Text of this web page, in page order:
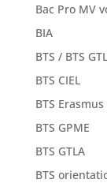
Bac Pro MV
BIA
BTS / BTS
BTS CIEL
BTS Erasmus
BTS GPME
BTS GTLA
BTS